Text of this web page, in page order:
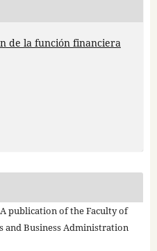
de la función financiera
publication of the Faculty of
and Business Administration